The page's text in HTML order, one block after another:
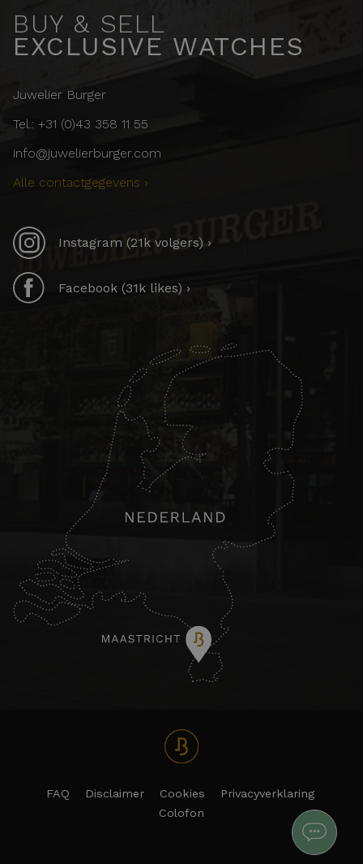
BUY & SELL
EXCLUSIVE WATCHES
Juwelier Burger
Tel.: +31 (0)43 358 11 55
info@juwelierburger.com
Alle contactgegevens ›
Instagram (21k volgers) ›
Facebook (31k likes) ›
FAQ Disclaimer Cookies
Privacyverklaring
Colofon